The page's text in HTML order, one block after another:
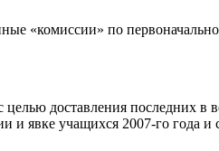
«комиссии» по
доставления последних в
явке учащихся 2007-го года и